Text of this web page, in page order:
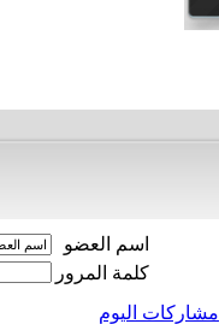
اسم العضو
كلمة المرور
مشاركات اليوم